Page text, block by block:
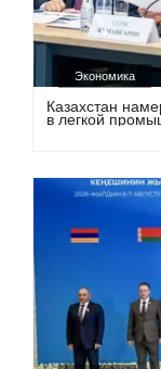
Экономика
Казахстан
в легкой